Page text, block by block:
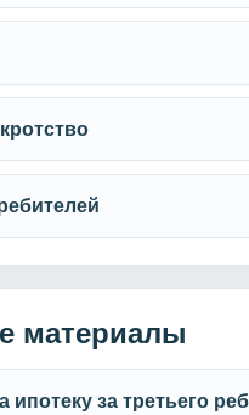
материалы
ипотеку за третьего